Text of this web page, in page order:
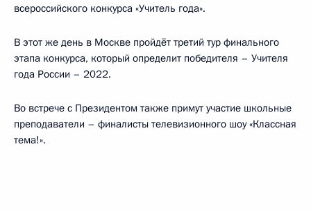
всероссийского конкурса «Учитель года».
В этот же день в Москве пройдёт третий тур финального
этапа конкурса, который определит победителя – Учителя
года России – 2022.
Во встрече с Президентом также примут участие школьные
преподаватели – финалисты телевизионного шоу «Классная
тема!».